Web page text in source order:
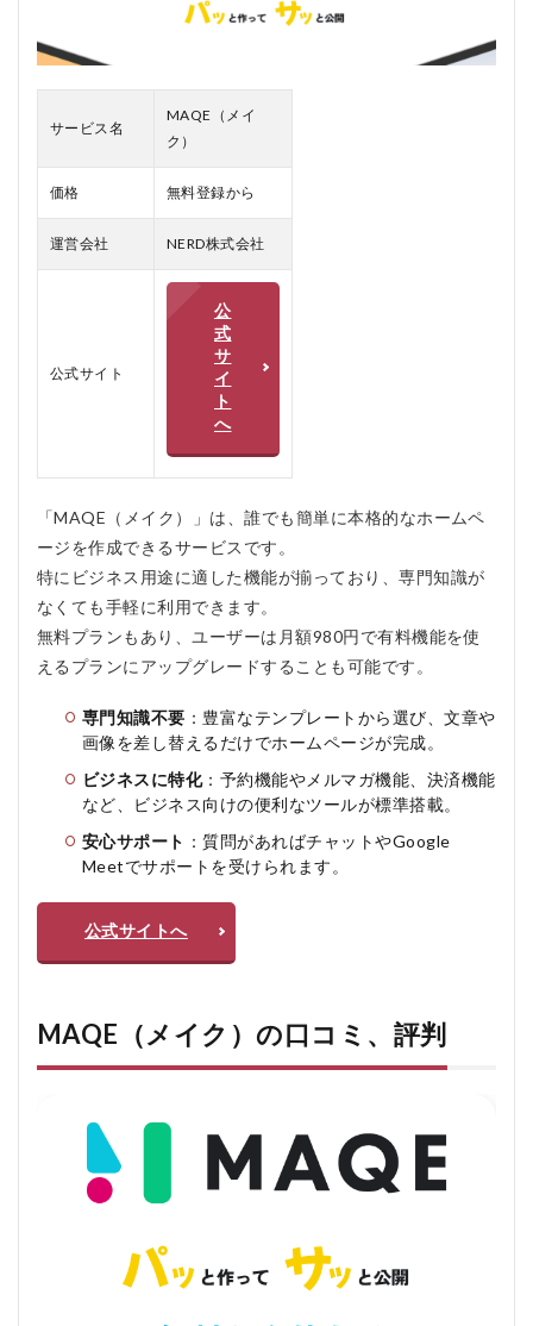
ット
4
すすめする
人おすすめ
しない人
4.0.2
MAQE（メ
くある質問
疑問Q＆A
5.0.1
Q1.
MAQE
で使え
ます
5.0.2
Q2. ど
んな業
種に向
か？
ポート
はどの
ように
か？
サービス名
MAQE（メイ
ク）
価格 無料登録から
運営会社 NERD株式会社
公式サイト
公
式
サ
イ
ト
へ
「MAQE（メイク）」は、誰でも簡単に本格的なホームペ
ージを作成できるサービスです。
特にビジネス用途に適した機能が揃っており、専門知識が
なくても手軽に利用できます。
無料プランもあり、ユーザーは月額980円で有料機能を使
えるプランにアップグレードすることも可能です。
専門知識不要 ：豊富なテンプレートから選び、文章や
画像を差し替えるだけでホームページが完成。
ビジネスに特化：予約機能やメルマガ機能、決済機能
など、ビジネス向けの便利なツールが標準搭載。
安心サポート ：質問があればチャットやGoogle
Meetでサポートを受けられます。
公式サイトへ
MAQE（メイク）の口コミ、評判